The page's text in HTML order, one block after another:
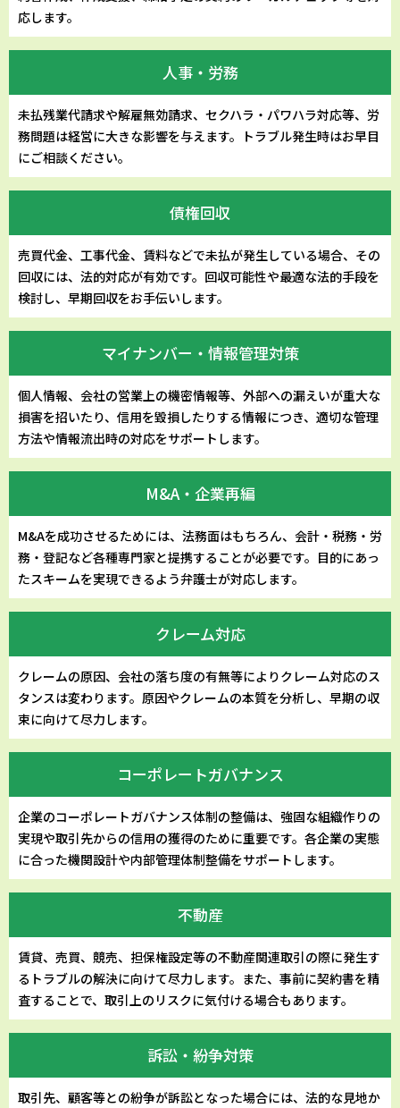
応します。
人事・労務
未払残業代請求や解雇無効請求、セクハラ・パワハラ対応等、労
務問題は経営に大きな影響を与えます。トラブル発生時はお早目
にご相談ください。
債権回収
売買代金、工事代金、賃料などで未払が発生している場合、その
回収には、法的対応が有効です。回収可能性や最適な法的手段を
検討し、早期回収をお手伝いします。
マイナンバー・ 情報管理対策
個人情報、会社の営業上の機密情報等、外部への漏えいが重大な
損害を招いたり、信用を毀損したりする情報につき、適切な管理
方法や情報流出時の対応をサポートします。
M&A・企業再編
M&Aを成功させるためには、法務面はもちろん、会計・税務・労
務・登記など各種専門家と提携することが必要です。目的にあっ
たスキームを実現できるよう弁護士が対応します。
クレーム対応
クレームの原因、会社の落ち度の有無等によりクレーム対応のス
タンスは変わります。原因やクレームの本質を分析し、早期の収
束に向けて尽力します。
コーポレートガバナンス
企業のコーポレートガバナンス体制の整備は、強固な組織作りの
実現や取引先からの信用の獲得のために重要です。各企業の実態
に合った機関設計や内部管理体制整備をサポートします。
不動産
賃貸、売買、競売、担保権設定等の不動産関連取引の際に発生す
るトラブルの解決に向けて尽力します。また、事前に契約書を精
査することで、取引上のリスクに気付ける場合もあります。
訴訟・紛争対策
取引先、顧客等との紛争が訴訟となった場合には、法的な見地か